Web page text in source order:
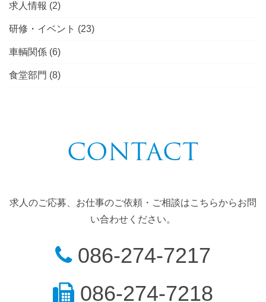
求人情報 (2)
研修・イベント (23)
車輌関係 (6)
食堂部門 (8)
CONTACT
求人のご応募、お仕事のご依頼・ご相談はこちらからお問
い合わせください。
086-274-7217
086-274-7218